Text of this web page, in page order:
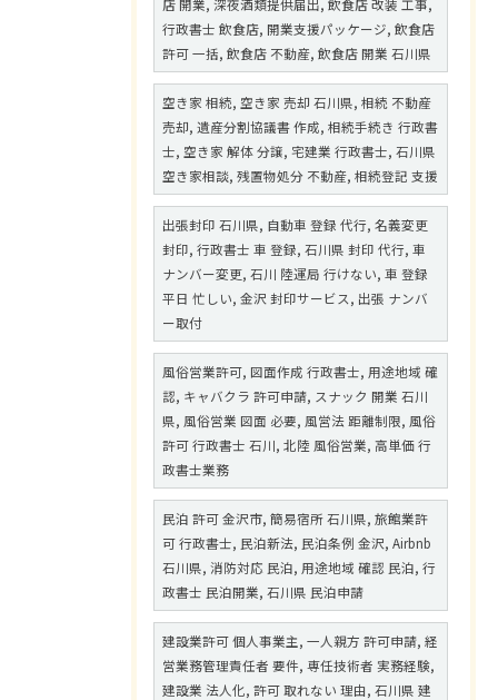
店 開業, 深夜酒類提供届出, 飲食店 改装 工事,
行政書士 飲食店, 開業支援パッケージ, 飲食店
許可 一括, 飲食店 不動産, 飲食店 開業 石川県
空き家 相続, 空き家 売却 石川県, 相続 不動産
売却, 遺産分割協議書 作成, 相続手続き 行政書
士, 空き家 解体 分譲, 宅建業 行政書士, 石川県
空き家相談, 残置物処分 不動産, 相続登記 支援
出張封印 石川県, 自動車 登録 代行, 名義変更
封印, 行政書士 車 登録, 石川県 封印 代行, 車
ナンバー変更, 石川 陸運局 行けない, 車 登録
平日 忙しい, 金沢 封印サービス, 出張 ナンバ
ー取付
風俗営業許可, 図面作成 行政書士, 用途地域 確
認, キャバクラ 許可申請, スナック 開業 石川
県, 風俗営業 図面 必要, 風営法 距離制限, 風俗
許可 行政書士 石川, 北陸 風俗営業, 高単価 行
政書士業務
民泊 許可 金沢市, 簡易宿所 石川県, 旅館業許
可 行政書士, 民泊新法, 民泊条例 金沢, Airbnb
石川県, 消防対応 民泊, 用途地域 確認 民泊, 行
政書士 民泊開業, 石川県 民泊申請
建設業許可 個人事業主, 一人親方 許可申請, 経
営業務管理責任者 要件, 専任技術者 実務経験,
建設業 法人化, 許可 取れない 理由, 石川県 建